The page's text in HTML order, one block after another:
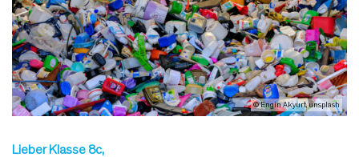
© Engin Akyurt, unsplash
Lieber Klasse 8c,